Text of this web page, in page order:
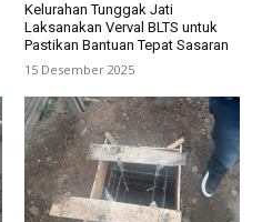
Kelurahan Tunggak Jati
Laksanakan Verval BLTS untuk
Pastikan Bantuan Tepat Sasaran
15 Desember 2025